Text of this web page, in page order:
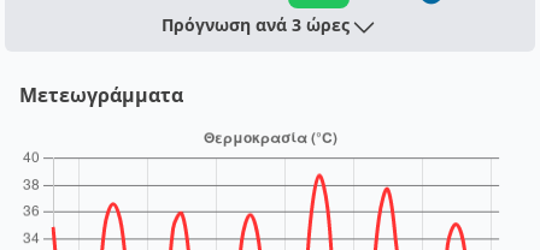
Πρόγνωση ανά 3 ώρες
Μετεωγράμματα